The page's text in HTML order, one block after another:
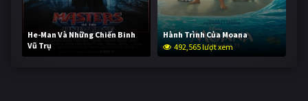
He-Man Và Những Chiến Binh
Vũ Trụ
241,492 lượt xem
Hành Trình Của Moana
492,565 lượt xem